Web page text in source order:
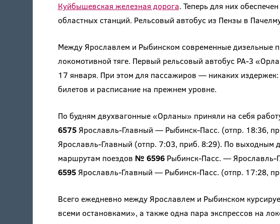
Куйбышевская железная дорога. Теперь для них
областных станций. Рельсовый автобус из Пензы в
Между Ярославлем и Рыбинском современные дизельные
локомотивной тяге. Первый рельсовый автобус РА-3
17 января. При этом для пассажиров — никаких
билетов и расписание на прежнем уровне.
По будням двухвагонные «Орланы» приняли на себя
6575Ярославль-Главный — Рыбинск-Пасс. (отпр. 18:36,
Ярославль-Главный (отпр. 7:03, приб. 8:29). По выходным
маршрутам поездов № 6596Рыбинск-Пасс. — Ярославль-
6595Ярославль-Главный — Рыбинск-Пасс. (отпр. 17:28,
Всего ежедневно между Ярославлем и Рыбинском
всеми остановками», а также одна пара экспрессов на